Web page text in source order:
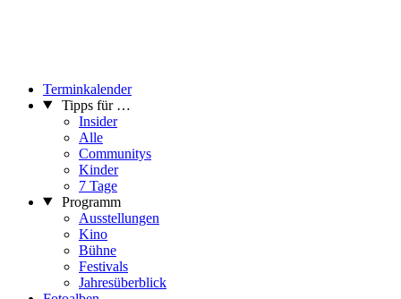
Terminkalender
Tipps für …
Insider
Alle
Communitys
Kinder
7 Tage
Programm
Ausstellungen
Kino
Bühne
Festivals
Jahresüberblick